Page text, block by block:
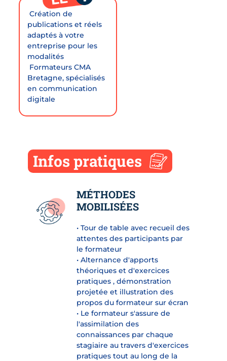
 Création de
publications et réels
adaptés à votre
entreprise pour les
modalités
 Formateurs CMA
Bretagne, spécialisés
en communication
digitale
Infos pratiques
MÉTHODES
MOBILISÉES
• Tour de table avec recueil des
attentes des participants par
le formateur
• Alternance d'apports
théoriques et d'exercices
pratiques , démonstration
projetée et illustration des
propos du formateur sur écran
• Le formateur s'assure de
l'assimilation des
connaissances par chaque
stagiaire au travers d'exercices
pratiques tout au long de la